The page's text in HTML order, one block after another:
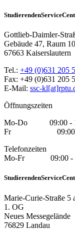
Gottlieb-Daimler-
Gebäude 47, Raum
67663 Kaiserslautern
Tel.: +49 (0)631 205
Fax: +49 (0)631 205
E-Mail: ssc-
Öffnungszeiten
Mo-Do 09:00 -
Fr 09:00 -
Telefonzeiten
Mo-Fr 09:00 -
Marie-Curie-Straße 5
1. OG
Neues Messegelände
76829 Landau